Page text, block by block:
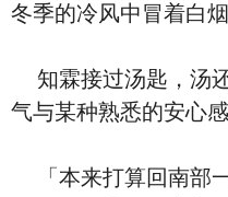
冬季的冷风中冒着白烟
知霖接过汤匙，汤
气与某种熟悉的安心感
「本来打算回南部